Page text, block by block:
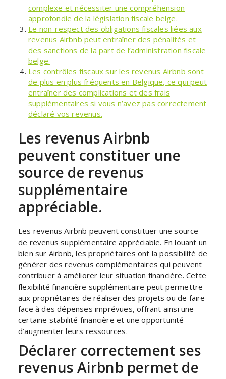
complexe et nécessiter une compréhension
approfondie de la législation fiscale belge.
Le non-respect des obligations fiscales liées aux
revenus Airbnb peut entraîner des pénalités et
des sanctions de la part de l’administration fiscale
belge.
Les contrôles fiscaux sur les revenus Airbnb sont
de plus en plus fréquents en Belgique, ce qui peut
entraîner des complications et des frais
supplémentaires si vous n’avez pas correctement
déclaré vos revenus.
Les revenus Airbnb
peuvent constituer une
source de revenus
supplémentaire
appréciable.
Les revenus Airbnb peuvent constituer une source
de revenus supplémentaire appréciable. En louant un
bien sur Airbnb, les propriétaires ont la possibilité de
générer des revenus complémentaires qui peuvent
contribuer à améliorer leur situation financière. Cette
flexibilité financière supplémentaire peut permettre
aux propriétaires de réaliser des projets ou de faire
face à des dépenses imprévues, offrant ainsi une
certaine stabilité financière et une opportunité
d’augmenter leurs ressources.
Déclarer correctement ses
revenus Airbnb permet de